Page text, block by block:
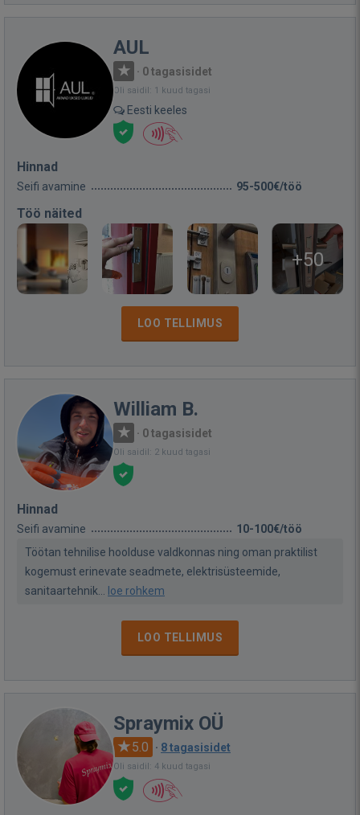
AUL
· 0 tagasisidet
Oli saidil: 1 kuud tagasi
Eesti keeles
Hinnad
Seifi avamine 95-500€/töö
Töö näited
+50
LOO TELLIMUS
William B.
· 0 tagasisidet
Oli saidil: 2 kuud tagasi
Hinnad
Seifi avamine
10-100€/töö
Töötan tehnilise hoolduse valdkonnas ning oman praktilist
kogemust erinevate seadmete, elektrisüsteemide,
sanitaartehnik...
loe rohkem
LOO TELLIMUS
Spraymix OÜ
5.0 · 8 tagasisidet
Oli saidil: 4 kuud tagasi